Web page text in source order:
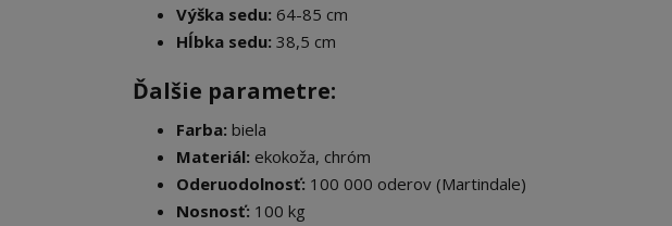
Výška sedu: 64-85 cm
Hĺbka sedu: 38,5 cm
Ďalšie parametre:
Farba: biela
Materiál: ekokoža, chróm
Oderuodolnosť: 100 000 oderov (Martindale)
Nosnosť: 100 kg